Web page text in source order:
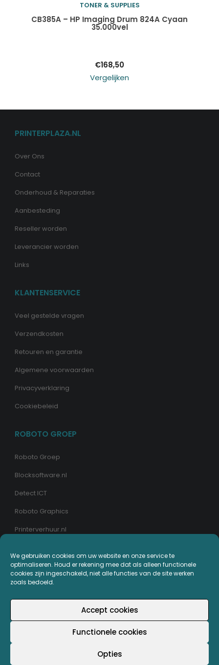
We gebruiken cookies om uw website en onze service te
optimaliseren. Houd er rekening mee dat als alleen functionele
cookies zijn ingeschakeld, niet alle functies van de site werken
zoals bedoeld.
Accept cookies
Functionele cookies
Opties
Toevoegen aan
TONER & SUPPLIES
CB385A – HP Imaging Drum 824A Cyaan
35.000vel
€168,50
Vergelijken
PRINTERPLAZA.NL
Over Ons
Contact
Onderhoud & Reparaties
Aanbesteding
Reseller worden
Leverancier worden
Links
KLANTENSERVICE
Veel gestelde vragen
Verzendkosten
Retouren en garantie
Algemene voorwaarden
Privacyverklaring
Cookiebeleid
ROBOTO GROEP
Roboto Groep
Blocksoftware.nl
Detect ICT
Roboto Graphics
Printerverhuur.nl
MIJN PRINTERPLAZA.NL
Bestellingen
Mijn Printerpunten
Wachtwoord vergeten